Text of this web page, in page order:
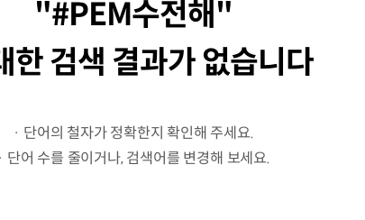
#PEM수전해
한 검색 결과가 없습니다
· 단어의 철자가 정확한지 확인해 주세요.
· 단어 수를 줄이거나, 검색어를 변경해 보세요.